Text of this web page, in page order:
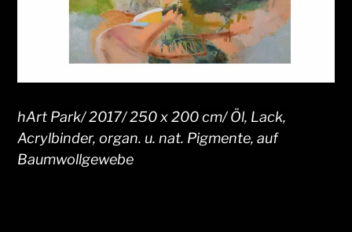
hArt Park/ 2017/ 250 x 200 cm/ Öl, Lack,
Acrylbinder, organ. u. nat. Pigmente, auf
Baumwollgewebe